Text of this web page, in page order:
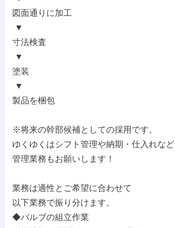
図面通りに加工
寸法検査
塗装
製品を梱包
※将来の幹部候補としての採用です。
ゆくゆくはシフト管理や納期・仕入れなど
管理業務もお願いします！
業務は適性とご希望に合わせて
以下業務で振り分けます。
◆バルブの組立作業